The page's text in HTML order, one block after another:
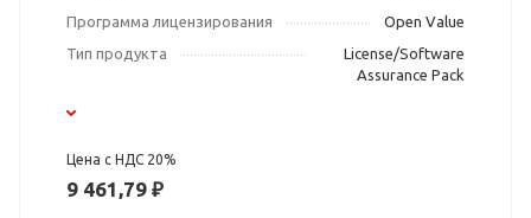
Программа лицензирования
Open Value
Тип продукта
License/Software
Assurance Pack
Цена с НДС 20%
9 461,79 ₽